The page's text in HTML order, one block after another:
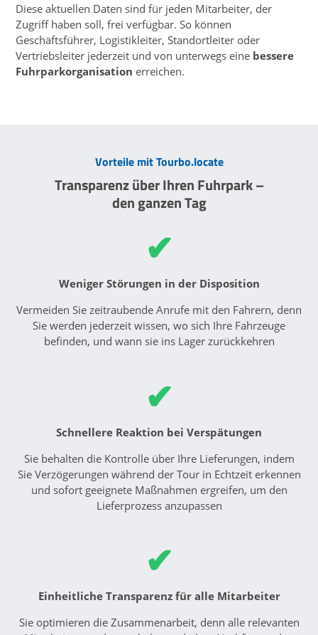
Diese aktuellen Daten sind für jeden Mitarbeiter, der
Zugriff haben soll, frei verfügbar. So können
Geschäftsführer, Logistikleiter, Standortleiter oder
Vertriebsleiter jederzeit und von unterwegs eine bessere
Fuhrparkorganisation erreichen.
Vorteile mit Tourbo.locate
Transparenz über Ihren Fuhrpark –
den ganzen Tag
✔
Weniger Störungen in der Disposition
Vermeiden Sie zeitraubende Anrufe mit den Fahrern, denn
Sie werden jederzeit wissen, wo sich Ihre Fahrzeuge
befinden, und wann sie ins Lager zurückkehren
✔
Schnellere Reaktion bei Verspätungen
Sie behalten die Kontrolle über Ihre Liefe­rungen, indem
Sie Verzögerungen während der Tour in Echtzeit erkennen
und sofort geeignete Maßnahmen ergreifen, um den
Lieferprozess anzupassen
✔
Einheitliche Transparenz für alle Mitarbeiter
Sie optimieren die Zusammenarbeit, denn alle relevanten